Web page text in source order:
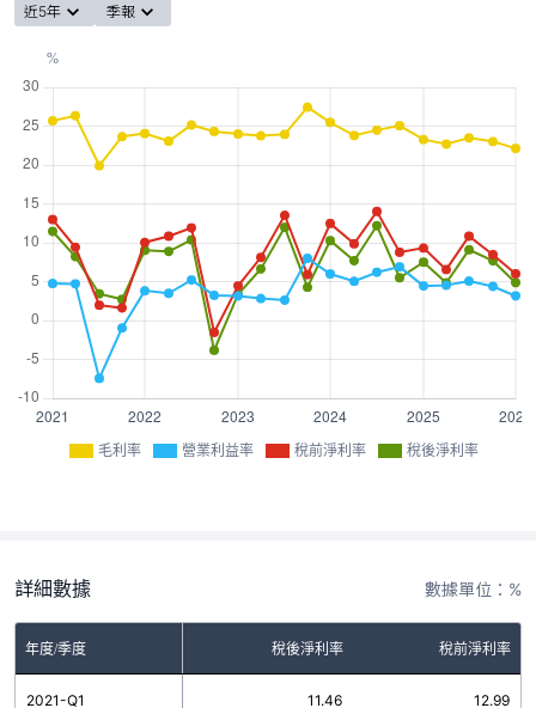
近5年 季報
毛利率 營業利益率 稅前淨利率 稅後淨利率
詳細數據 數據單位：%
年度/季度 稅後淨利率 稅前淨利率
2021-Q1 11.46 12.99